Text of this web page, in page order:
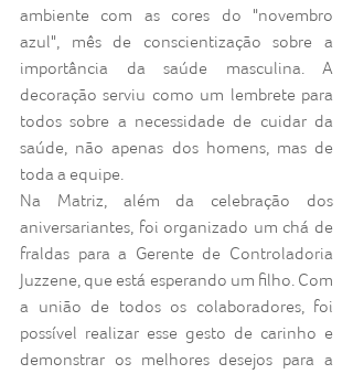
ambiente com as cores do "novembro
azul", mês de conscientização sobre a
importância da saúde masculina. A
decoração serviu como um lembrete para
todos sobre a necessidade de cuidar da
saúde, não apenas dos homens, mas de
toda a equipe.
Na Matriz, além da celebração dos
aniversariantes, foi organizado um chá de
fraldas para a Gerente de Controladoria
Juzzene, que está esperando um filho. Com
a união de todos os colaboradores, foi
possível realizar esse gesto de carinho e
demonstrar os melhores desejos para a